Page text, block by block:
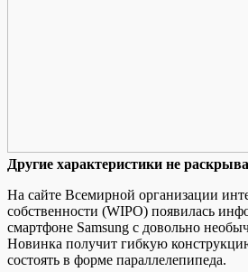
Другиe xaрaктeристики не
На сайте Всемирной организации
собственности (WIPO) появилась
смартфоне Samsung с довольно
Новинка получит гибкую
состоять в форме параллелепипеда.